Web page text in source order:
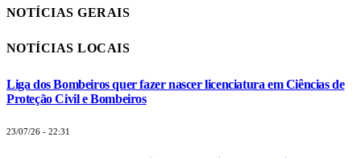
NOTÍCIAS GERAIS
NOTÍCIAS LOCAIS
Liga dos Bombeiros quer fazer nascer licenciatura em Ciências de
Proteção Civil e Bombeiros
23/07/26 - 22:31